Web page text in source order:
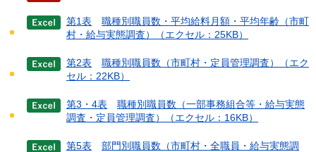
第1表
職種別職員数・平均給料月額・平均年齢（市町
村・給与実態調査）
（エクセル：25KB）
第2表 職種別職員数（市町村・定員管理調査）
（エク
セル：22KB）
第3・4表
職種別職員数（一部事務組合等・給与実態
調査・定員管理調査）
（エクセル：16KB）
第5表
部門別職員数（市町村・全職員・給与実態調